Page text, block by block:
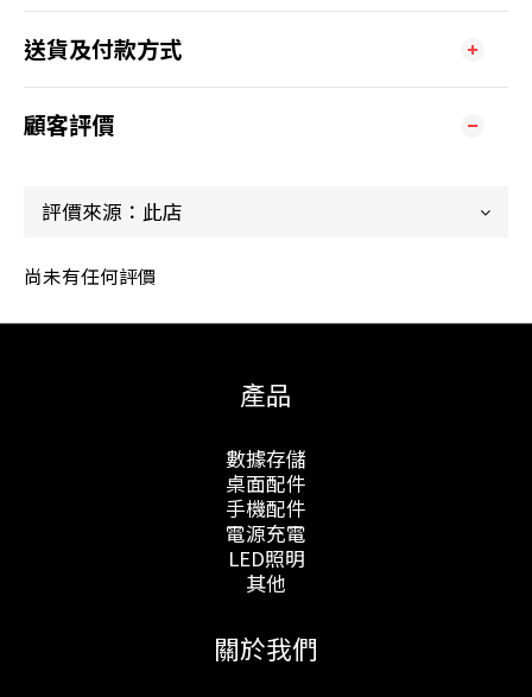
送貨及付款方式
顧客評價
尚未有任何評價
產品
數據存儲
桌面配件
手機配件
電源充電
LED照明
其他
關於我們